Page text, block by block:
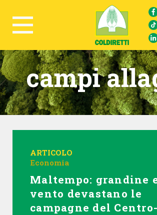
Ricerca avanzata
campi
ARTICOLO
Economia
Maltempo: grandine
vento devastano le
campagne del